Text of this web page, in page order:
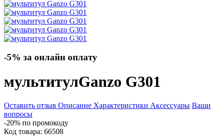
-5% за онлайн оплату
мультитулGanzo G301
Оставить отзыв Описание Характеристики Аксессуары Ваши
вопросы
-20% по промокоду
Код товара: 66508